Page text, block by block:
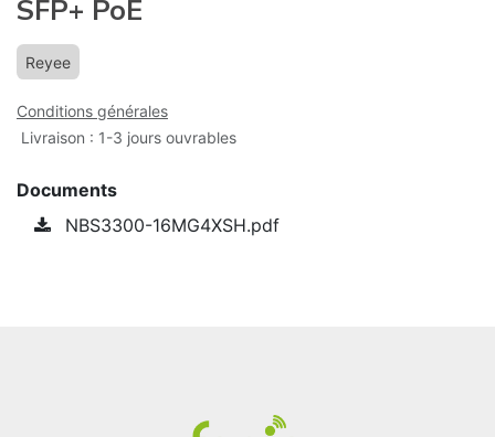
SFP+ PoE
Reyee
Conditions générales
Livraison : 1-3 jours ouvrables
Documents
NBS3300-16MG4XSH.pdf